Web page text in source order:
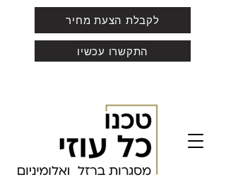
לקבלת הצעת מחיר
התקשרו עכשיו